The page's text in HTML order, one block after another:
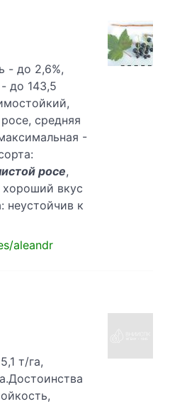
- до 2,6%,
до 143,5
средняя
-
росе,
вкус
неустойчив к
aleandr
т/га,